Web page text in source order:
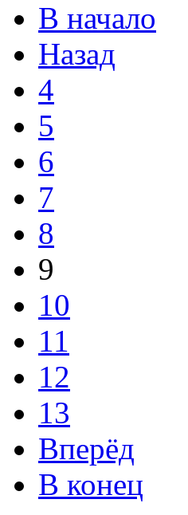
В начало
Назад
4
5
6
7
8
9
10
11
12
13
Вперёд
В конец